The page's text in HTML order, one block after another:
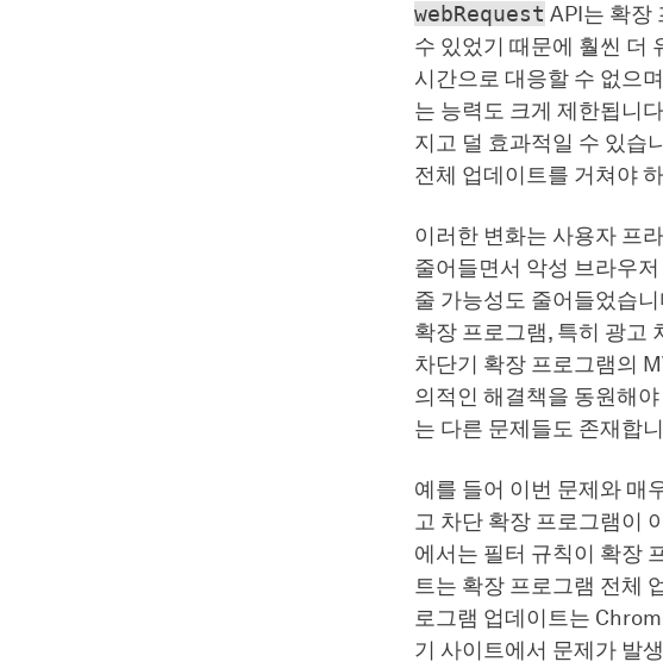
webRequest API는 확장
수 있었기 때문에 훨씬 더
시간으로 대응할 수 없으
는 능력도 크게 제한됩니
지고 덜 효과적일 수 있습
전체 업데이트를 거쳐야
이러한 변화는 사용자 프
줄어들면서 악성 브라우
줄 가능성도 줄어들었습
확장 프로그램, 특히 광고
차단기 확장 프로그램의
의적인 해결책을 동원해
는 다른 문제들도 존재합
예를 들어 이번 문제와 매
고 차단 확장 프로그램이
에서는 필터 규칙이 확장
트는 확장 프로그램 전체
로그램 업데이트는
기 사이트에서 문제가 발